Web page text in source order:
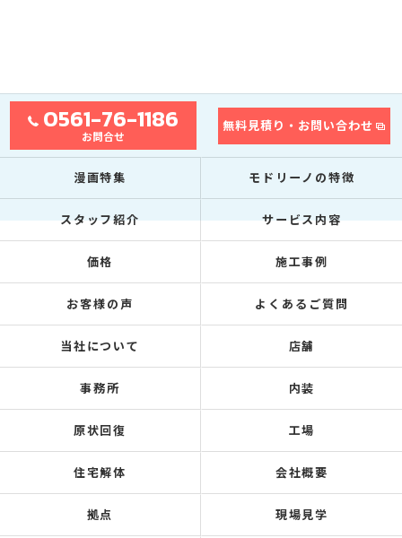
0561-76-1186
お問合せ
無料見積り・お問い合わせ
漫画特集 モドリーノの特徴
スタッフ紹介 サービス内容
価格 施工事例
お客様の声 よくあるご質問
当社について 店舗
事務所 内装
原状回復 工場
住宅解体 会社概要
拠点 現場見学